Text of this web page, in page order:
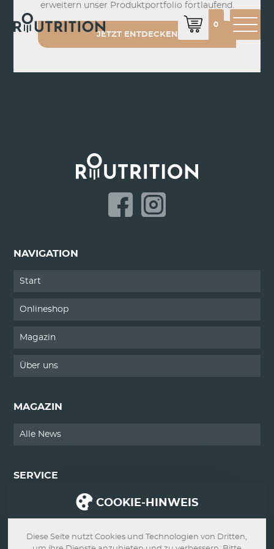
0
erweitern unser Produktportfolio fortlaufend.
JETZT ENTDECKEN
NAVIGATION
Start
Onlineshop
Magazin
Über uns
MAGAZIN
Alle News
SERVICE
COOKIE-HINWEIS
Diese Seite nutzt Cookies und Technologien von Dritten,